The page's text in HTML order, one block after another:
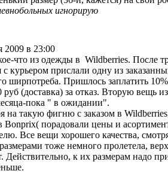
игнорирую
2009 в 23:00
что из одежды в Wildberries. После
курьером прислали одну из
ширпотреба. Пришлось заплатить
(доставка) за отказ. Вторую вещь
пока " в ожидании".
на такую фигню с заказом в
Bonprix( порадовали цены и
Все вещи хорошего качества,
тоже немного пролетела,
Действительно, к их размерам надо